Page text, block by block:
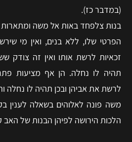
(במדבר כז).
בנות צלפחד באות אל משה
הפרטי שלו, ללא בנים, ואין מי
זכאיות לרשת אותו ואין זה צודק
תהיה לו נחלה. הן אף מציעות
לרשת את אביהן ובכן תהיה לו נחלה
משה פונה לאלוהים בשאלה לענין
הלכות הירושה לפיהן הבנות של